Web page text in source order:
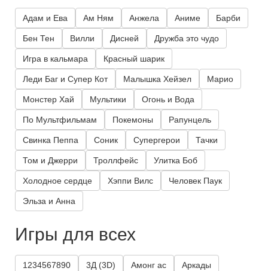
Адам и Ева Ам Ням Анжела Аниме Барби
Бен Тен Вилли Дисней Дружба это чудо
Игра в кальмара Красный шарик
Леди Баг и Супер Кот Малышка Хейзел Марио
Монстер Хай Мультики Огонь и Вода
По Мультфильмам Покемоны Рапунцель
Свинка Пеппа Соник Супергерои Тачки
Том и Джерри Троллфейс Улитка Боб
Холодное сердце Хэппи Вилс Человек Паук
Эльза и Анна
Игры для всех
1234567890 3Д (3D) Амонг ас Аркады